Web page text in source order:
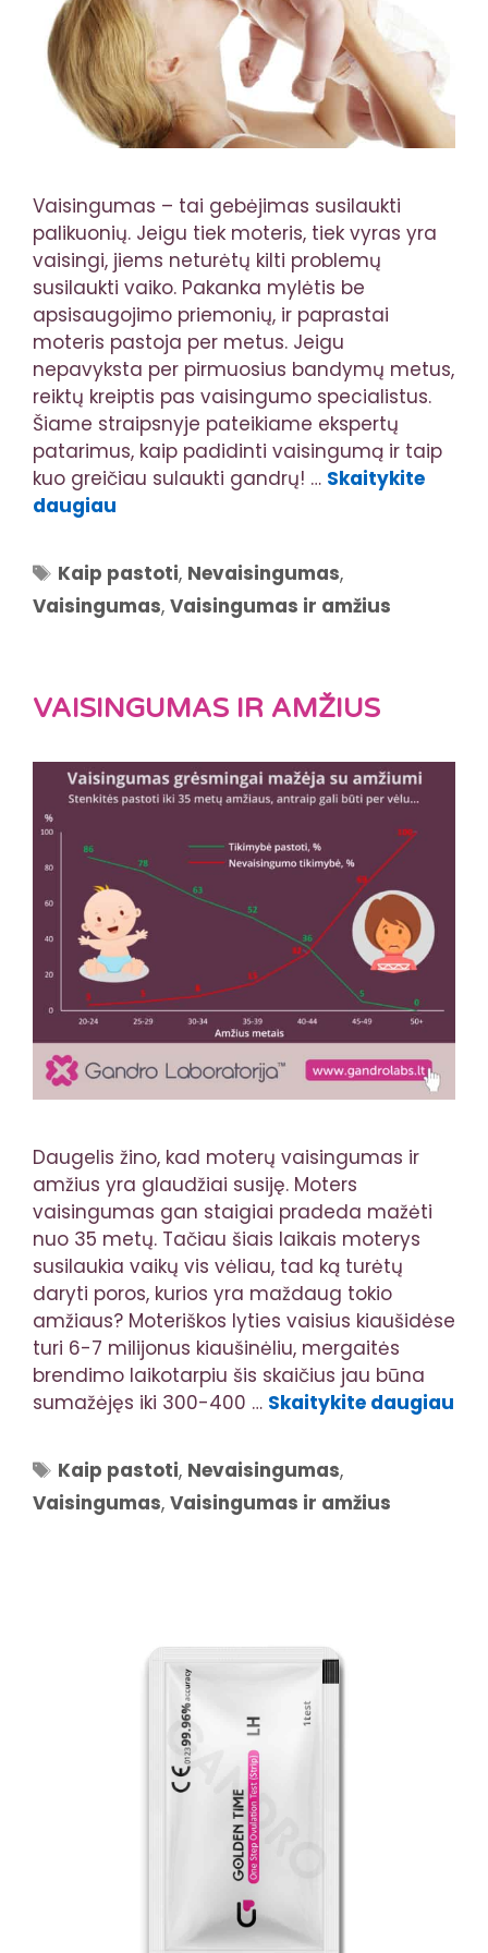
Vaisingumas – tai gebėjimas susilaukti
palikuonių. Jeigu tiek moteris, tiek vyras yra
vaisingi, jiems neturėtų kilti problemų
susilaukti vaiko. Pakanka mylėtis be
apsisaugojimo priemonių, ir paprastai
moteris pastoja per metus. Jeigu
nepavyksta per pirmuosius bandymų metus,
reiktų kreiptis pas vaisingumo specialistus.
Šiame straipsnyje pateikiame ekspertų
patarimus, kaip padidinti vaisingumą ir taip
kuo greičiau sulaukti gandrų! … Skaitykite
daugiau
Žymos
Kaip pastoti, Nevaisingumas,
Vaisingumas, Vaisingumas ir amžius
VAISINGUMAS IR AMŽIUS
Daugelis žino, kad moterų vaisingumas ir
amžius yra glaudžiai susiję. Moters
vaisingumas gan staigiai pradeda mažėti
nuo 35 metų. Tačiau šiais laikais moterys
susilaukia vaikų vis vėliau, tad ką turėtų
daryti poros, kurios yra maždaug tokio
amžiaus? Moteriškos lyties vaisius kiaušidėse
turi 6-7 milijonus kiaušinėliu, mergaitės
brendimo laikotarpiu šis skaičius jau būna
sumažėjęs iki 300-400 … Skaitykite daugiau
Žymos
Kaip pastoti, Nevaisingumas,
Vaisingumas, Vaisingumas ir amžius